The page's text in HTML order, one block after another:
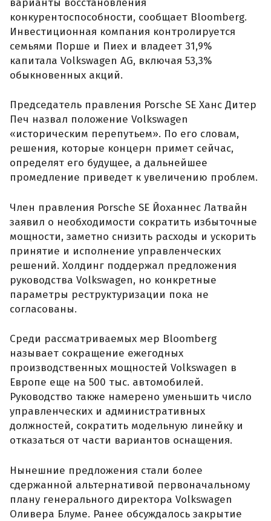
конкурентоспособности, сообщает Bloomberg.
Инвестиционная компания контролируется
семьями Порше и Пиех и владеет 31,9%
капитала Volkswagen AG, включая 53,3%
обыкновенных акций.
Председатель правления Porsche SE Ханс Дитер
Печ назвал положение Volkswagen
«историческим перепутьем». По его словам,
решения, которые концерн примет сейчас,
определят его будущее, а дальнейшее
промедление приведет к увеличению проблем.
Член правления Porsche SE Йоханнес Латвайн
заявил о необходимости сократить избыточные
мощности, заметно снизить расходы и ускорить
принятие и исполнение управленческих
решений. Холдинг поддержал предложения
руководства Volkswagen, но конкретные
параметры реструктуризации пока не
согласованы.
Среди рассматриваемых мер Bloomberg
называет сокращение ежегодных
производственных мощностей Volkswagen в
Европе еще на 500 тыс. автомобилей.
Руководство также намерено уменьшить число
управленческих и административных
должностей, сократить модельную линейку и
отказаться от части вариантов оснащения.
Нынешние предложения стали более
сдержанной альтернативой первоначальному
плану генерального директора Volkswagen
Оливера Блуме. Ранее обсуждалось закрытие